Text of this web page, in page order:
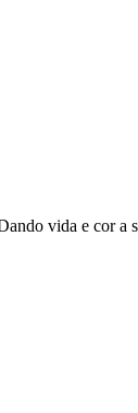
vida e cor